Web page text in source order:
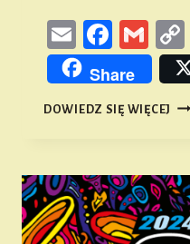
Email
Share
DOWIEDZ SIĘ WIĘCEJ W